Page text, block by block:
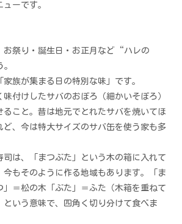
ーです。
祭り・誕生日・お正月など“ハレの
族が集まる日の特別な味」です。
付けしたサバのおぼろ（細かいそぼろ）
ること。昔は地元でとれたサバを焼いてほ
ど、今は特大サイズのサバ缶を使う家も多
は、「まつぶた」という木の箱に入れて
今もそのように作る地域もあります。「ま
」＝松の木「ぶた」＝ふた（木箱を重ねて
という意味で、四角く切り分けて食べま